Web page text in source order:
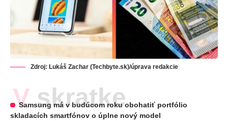
Zdroj: Lukáš Zachar (Techbyte.sk)/úprava redakcie
V skratke
Samsung má v budúcom roku obohatiť portfólio
skladacích smartfónov o úplne nový model